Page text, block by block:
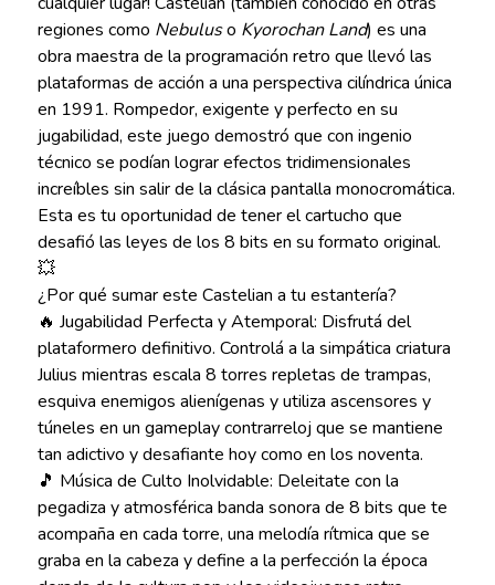
regiones como Nebuluso Kyorochan Land) es una
obra maestra de la programación retro que llevó las
plataformas de acción a una perspectiva cilíndrica única
en 1991. Rompedor, exigente y perfecto en su
jugabilidad, este juego demostró que con ingenio
técnico se podían lograr efectos tridimensionales
increíbles sin salir de la clásica pantalla monocromática.
Esta es tu oportunidad de tener el cartucho que
desafió las leyes de los 8 bits en su formato original.
💥
¿Por qué sumar este Castelian a tu estantería?
🔥 Jugabilidad Perfecta y Atemporal: Disfrutá del
plataformero definitivo. Controlá a la simpática criatura
Julius mientras escala 8 torres repletas de trampas,
esquiva enemigos alienígenas y utiliza ascensores y
túneles en un gameplay contrarreloj que se mantiene
tan adictivo y desafiante hoy como en los noventa.
🎵 Música de Culto Inolvidable: Deleitate con la
pegadiza y atmosférica banda sonora de 8 bits que te
acompaña en cada torre, una melodía rítmica que se
graba en la cabeza y define a la perfección la época